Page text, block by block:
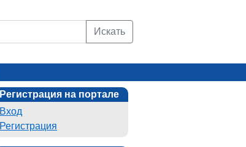
Искать
Регистрация на портале
Вход
Регистрация